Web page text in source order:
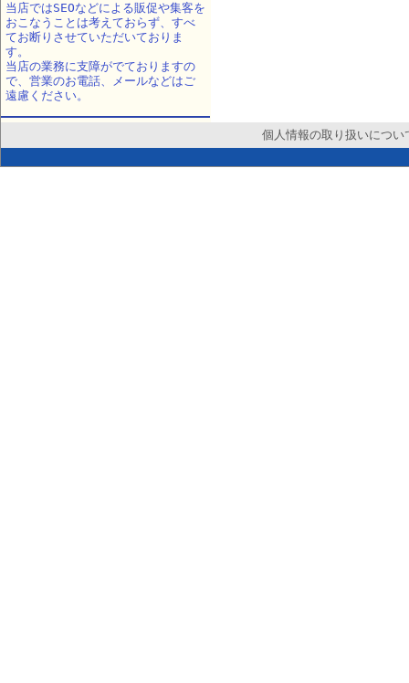
当店ではSEOなどによる販促や集客を
おこなうことは考えておらず、すべ
てお断りさせていただいておりま
す。
当店の業務に支障がでておりますの
で、営業のお電話、メールなどはご
遠慮ください。
個人情報の取り扱いについ